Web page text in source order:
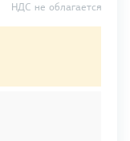
НДС не облагается